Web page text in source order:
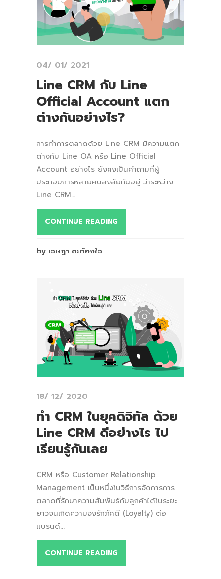
04/ 01/ 2021
Line CRM กับ Line
Official Account แตก
ต่างกันอย่างไร?
การทำการตลาดด้วย Line CRM มีความแตก
ต่างกับ Line OA หรือ Line Official
Account อย่างไร ยังคงเป็นคำถามที่ผู้
ประกอบการหลายคนสงสัยกันอยู่ ว่าระหว่าง
Line CRM...
CONTINUE READING
by เจษฎา ตะต้องใจ
18/ 12/ 2020
ทำ CRM ในยุคดิจิทัล ด้วย
Line CRM ดีอย่างไร ไป
เรียนรู้กันเลย
CRM หรือ Customer Relationship
Management เป็นหนึ่งในวิธีการจัดการการ
ตลาดที่รักษาความสัมพันธ์กับลูกค้าได้ในระยะ
ยาวจนเกิดความจงรักภัคดี (Loyalty) ต่อ
แบรนด์...
CONTINUE READING